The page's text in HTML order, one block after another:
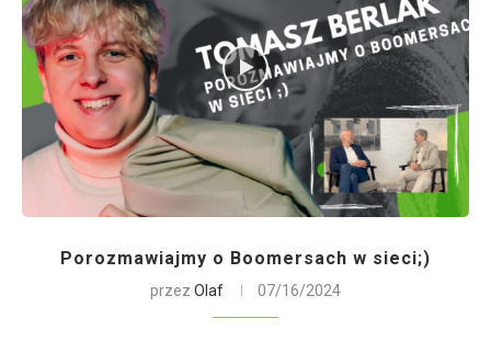
Porozmawiajmy o Boomersach w sieci;)
przez Olaf 07/16/2024